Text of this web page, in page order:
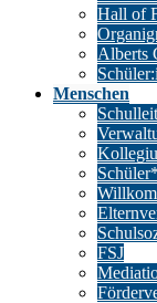
Hall of
Alberts
Menschen
FSJ